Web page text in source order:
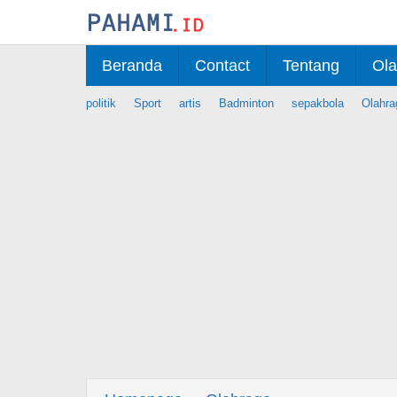
Beranda Contact Tentang
politik Sport artis Badminton sepakbola